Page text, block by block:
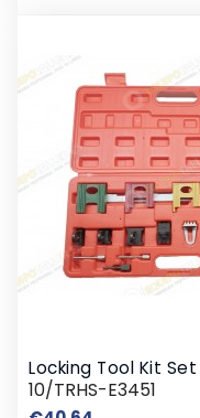
Locking Tool Kit Set
10/TRHS-E3451